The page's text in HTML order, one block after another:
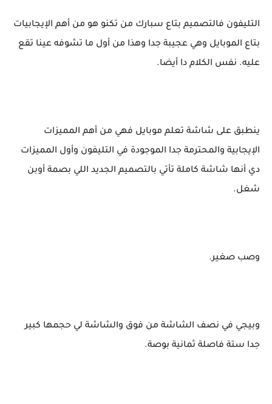
التليفون فالتصميم بتاع سبارك من تكنو هو من أهم الإيجابيات
بتاع الموبايل وهي عجيبة جدا وهذا من أول ما تشوفه عينا تقع
عليه. نفس الكلام دا أيضا.
ينطبق على شاشة تعلم موبايل فهي من أهم المميزات
الإيجابية والمحترمة جدا الموجودة في التليفون وأول المميزات
دي أنها شاشة كاملة تأتي بالتصميم الجديد اللي بصمة أوبن
شغل.
وصب صغير.
وبيجي في نصف الشاشة من فوق والشاشة لي حجمها كبير
جدا ستة فاصلة ثمانية بوصة.